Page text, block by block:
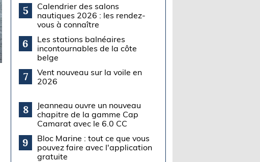
5
Calendrier des salons
nautiques 2026 : les rendez-
vous à connaître
6
Les stations balnéaires
incontournables de la côte
belge
7
Vent nouveau sur la voile en
2026
8
Jeanneau ouvre un nouveau
chapitre de la gamme Cap
Camarat avec le 6.0 CC
9
Bloc Marine : tout ce que vous
pouvez faire avec l'application
gratuite